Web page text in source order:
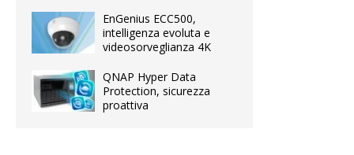
EnGenius ECC500,
intelligenza evoluta e
videosorveglianza 4K
QNAP Hyper Data
Protection, sicurezza
proattiva